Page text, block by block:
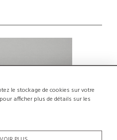
le stockage de cookies sur votre
afficher plus de détails sur les